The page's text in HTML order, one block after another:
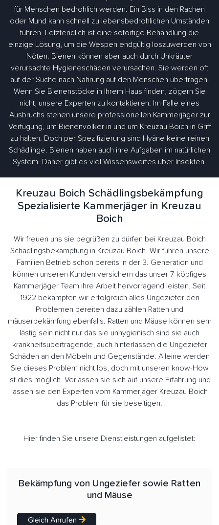
für Menschen bedrohlich werden. Ein Biss in den Rachen
oder Mund kann schnell zu lebensbedrohlichen Umständen
führen. Letztendlich ist eine sofortige Behandlung die
einzige Lösung, um die Wespen endgültig loszuwerden von
Nöten. Bienen können aber auch durch Unkräuter
verursachte Hygieneschäden verursachen. Sie werden oft
auf der Suche nach Nahrung auf den Menschen übertragen.
Wenn Sie Bienenstöcke in Ihrem Haus finden, zögern Sie
nicht, unsere Experten zu kontaktieren. Im Falle eines
Ausbruchs stehen unsere professionellen Kammerjäger zur
Verfügung, um Bienenvölker in und um Kreuzau Boich in Griff
zu halten. Doch per Spezifizierung sind Hyäne keine reinen
Schädlinge. Bienen haben auch ihre Aufgaben im natürlichen
System. Daher gibt es viel Wissenswertes über Insekten.
Kreuzau Boich Schädlingsbekämpfung
Spezialisierte Kammerjäger in Kreuzau
Boich
Wir freuen uns sie begrüßen zu dürfen bei Kreuzau Boich
Schädlingsbekämpfung in Kreuzau Boich. Wir führen unsere
Familien Betrieb schon bereits in der 3. Generation und
können unseren Kunden versichern das unser 7-köpfiges
Kammerjäger Team ihre Arbeit hervorragend leisten. Seit
1922 bekämpfen wir erfolgreich alles Ungeziefer den
Problemen bereiten dazu zählen Ratten und
mäuserbekämfung ebenfalls. Ratten und Mäuse können sehr
lästig sein nicht nur das sie unhygienisch sind sie auch
krankheitsübertragende, auch hinterlassen die Ungeziefer
Schäden an den Möbeln und Gegenstände. Alleine werden
Sie dieses Problem nicht los, doch mit unseren know-How
ist dies möglich. Verlassen sie sich auf unsere Erfahrung und
lassen sie den Experten vom Kammerjäger Kreuzau Boich
das Problem für sie beseitigen.
Hier finden Sie unsere Dienstleistungen aufgelistet:
Bekämpfung von Ungeziefer sowie Ratten
und Mäuse
Gleich Anrufen